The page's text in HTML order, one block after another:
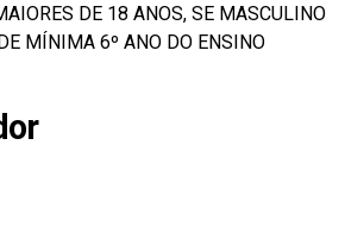
DE 18 ANOS, SE MASCULINO
MÍNIMA 6º ANO DO ENSINO